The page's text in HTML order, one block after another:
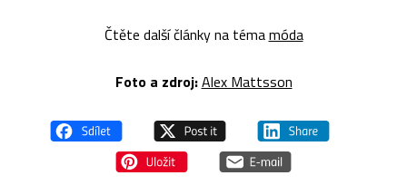
Čtěte další články na témamóda
Foto a zdroj:Alex Mattsson